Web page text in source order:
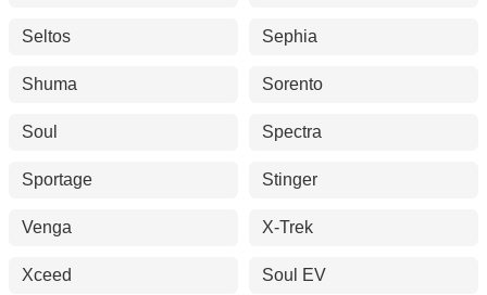
Seltos Sephia
Shuma Sorento
Soul Spectra
Sportage Stinger
Venga X-Trek
Xceed Soul EV